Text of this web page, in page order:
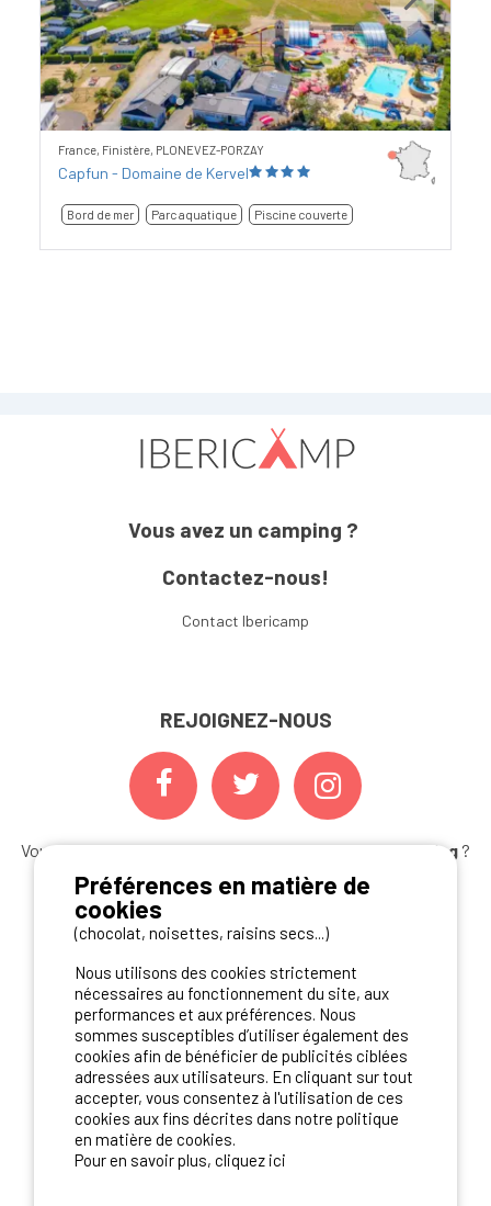
Previous Next
France, Finistère, PLONEVEZ-PORZAY
Capfun - Domaine de Kervel
Bord de mer Parc aquatique Piscine couverte
Vous avez un camping ?
Contactez-nous!
Contact Ibericamp
REJOIGNEZ-NOUS
Vous souhaitez bénéficier desmeilleures offres camping ?
Abonnez-vous à la newsletter dès aujourd'hui
NOS PARTENAIRES
Préférences en matière de
cookies
(chocolat, noisettes, raisins secs...)
Nous utilisons des cookies strictement
nécessaires au fonctionnement du site, aux
performances et aux préférences. Nous
sommes susceptibles d’utiliser également des
cookies afin de bénéficier de publicités ciblées
adressées aux utilisateurs. En cliquant sur tout
accepter, vous consentez à l'utilisation de ces
cookies aux fins décrites dans notre politique
en matière de cookies.
Pour en savoir plus, cliquez ici